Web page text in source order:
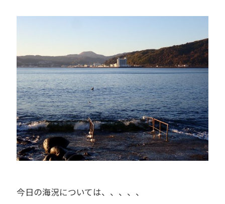
今日の海況については、、、、、